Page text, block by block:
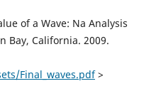
of a Wave: Na Analysis
Bay, California. 2009.
Final_waves.pdf>